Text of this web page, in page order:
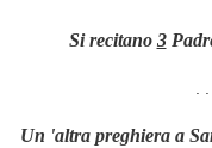
Si recitano 3
Un 'altra preghiera a